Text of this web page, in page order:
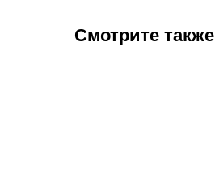
Смотрите также